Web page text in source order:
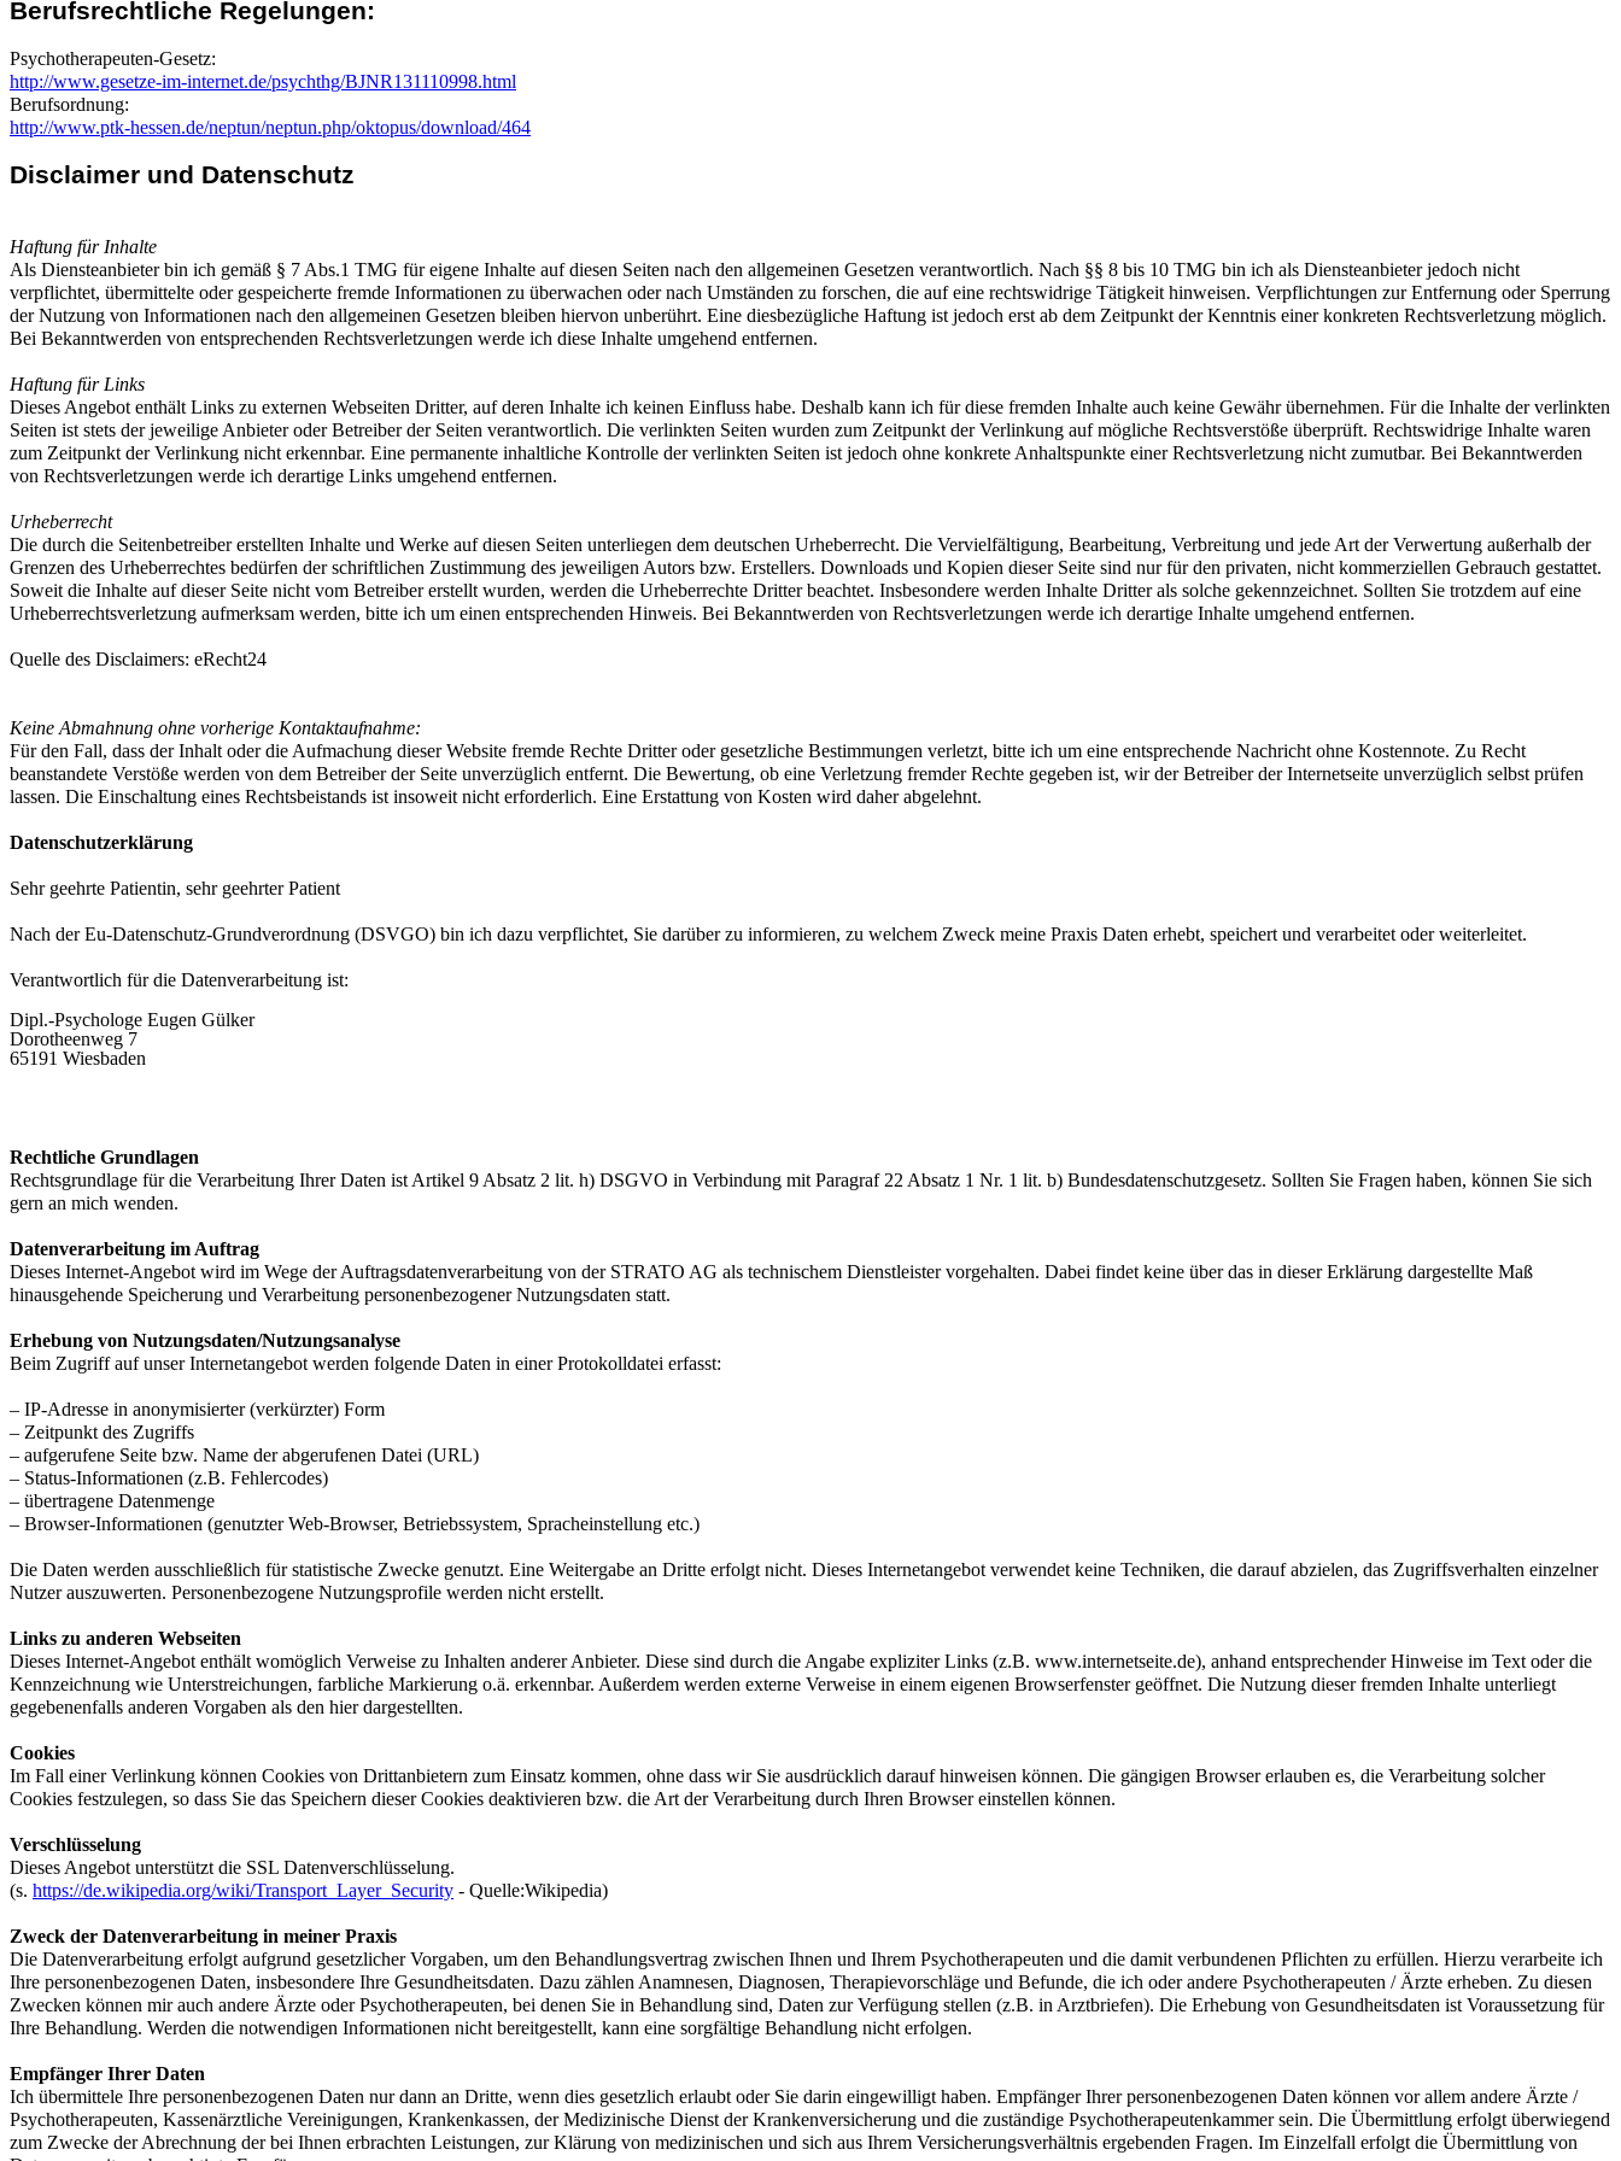
Berufsrechtliche Regelungen:
Psychotherapeuten-Gesetz:
http://www.gesetze-im-internet.de/psychthg/BJNR131110998.html
Berufsordnung:
http://www.ptk-hessen.de/neptun/neptun.php/oktopus/download/464
Disclaimer und Datenschutz
Haftung für Inhalte
Als Diensteanbieter bin ich gemäß § 7 Abs.1 TMG für eigene Inhalte auf diesen Seiten nach den allgemeinen Gesetzen verantwortlich. Nach §§ 8 bis 10 TMG bin ich als Diensteanbieter jedoch nicht
verpflichtet, übermittelte oder gespeicherte fremde Informationen zu überwachen oder nach Umständen zu forschen, die auf eine rechtswidrige Tätigkeit hinweisen. Verpflichtungen zur Entfernung oder Sperrung
der Nutzung von Informationen nach den allgemeinen Gesetzen bleiben hiervon unberührt. Eine diesbezügliche Haftung ist jedoch erst ab dem Zeitpunkt der Kenntnis einer konkreten Rechtsverletzung möglich.
Bei Bekanntwerden von entsprechenden Rechtsverletzungen werde ich diese Inhalte umgehend entfernen.
Haftung für Links
Dieses Angebot enthält Links zu externen Webseiten Dritter, auf deren Inhalte ich keinen Einfluss habe. Deshalb kann ich für diese fremden Inhalte auch keine Gewähr übernehmen. Für die Inhalte der verlinkten
Seiten ist stets der jeweilige Anbieter oder Betreiber der Seiten verantwortlich. Die verlinkten Seiten wurden zum Zeitpunkt der Verlinkung auf mögliche Rechtsverstöße überprüft. Rechtswidrige Inhalte waren
zum Zeitpunkt der Verlinkung nicht erkennbar. Eine permanente inhaltliche Kontrolle der verlinkten Seiten ist jedoch ohne konkrete Anhaltspunkte einer Rechtsverletzung nicht zumutbar. Bei Bekanntwerden
von Rechtsverletzungen werde ich derartige Links umgehend entfernen.
Urheberrecht
Die durch die Seitenbetreiber erstellten Inhalte und Werke auf diesen Seiten unterliegen dem deutschen Urheberrecht. Die Vervielfältigung, Bearbeitung, Verbreitung und jede Art der Verwertung außerhalb der
Grenzen des Urheberrechtes bedürfen der schriftlichen Zustimmung des jeweiligen Autors bzw. Erstellers. Downloads und Kopien dieser Seite sind nur für den privaten, nicht kommerziellen Gebrauch gestattet.
Soweit die Inhalte auf dieser Seite nicht vom Betreiber erstellt wurden, werden die Urheberrechte Dritter beachtet. Insbesondere werden Inhalte Dritter als solche gekennzeichnet. Sollten Sie trotzdem auf eine
Urheberrechtsverletzung aufmerksam werden, bitte ich um einen entsprechenden Hinweis. Bei Bekanntwerden von Rechtsverletzungen werde ich derartige Inhalte umgehend entfernen.
Quelle des Disclaimers: eRecht24
Keine Abmahnung ohne vorherige Kontaktaufnahme:
Für den Fall, dass der Inhalt oder die Aufmachung dieser Website fremde Rechte Dritter oder gesetzliche Bestimmungen verletzt, bitte ich um eine entsprechende Nachricht ohne Kostennote. Zu Recht
beanstandete Verstöße werden von dem Betreiber der Seite unverzüglich entfernt. Die Bewertung, ob eine Verletzung fremder Rechte gegeben ist, wir der Betreiber der Internetseite unverzüglich selbst prüfen
lassen. Die Einschaltung eines Rechtsbeistands ist insoweit nicht erforderlich. Eine Erstattung von Kosten wird daher abgelehnt.
Datenschutzerklärung
Sehr geehrte Patientin, sehr geehrter Patient
Nach der Eu-Datenschutz-Grundverordnung (DSVGO) bin ich dazu verpflichtet, Sie darüber zu informieren, zu welchem Zweck meine Praxis Daten erhebt, speichert und verarbeitet oder weiterleitet.
Verantwortlich für die Datenverarbeitung ist:
Dipl.-Psychologe Eugen Gülker
Dorotheenweg 7
65191 Wiesbaden
Rechtliche Grundlagen
Rechtsgrundlage für die Verarbeitung Ihrer Daten ist Artikel 9 Absatz 2 lit. h) DSGVO in Verbindung mit Paragraf 22 Absatz 1 Nr. 1 lit. b) Bundesdatenschutzgesetz. Sollten Sie Fragen haben, können Sie sich
gern an mich wenden.
Datenverarbeitung im Auftrag
Dieses Internet-Angebot wird im Wege der Auftragsdatenverarbeitung von der STRATO AG als technischem Dienstleister vorgehalten. Dabei findet keine über das in dieser Erklärung dargestellte Maß
hinausgehende Speicherung und Verarbeitung personenbezogener Nutzungsdaten statt.
Erhebung von Nutzungsdaten/Nutzungsanalyse
Beim Zugriff auf unser Internetangebot werden folgende Daten in einer Protokolldatei erfasst:
– IP-Adresse in anonymisierter (verkürzter) Form
– Zeitpunkt des Zugriffs
– aufgerufene Seite bzw. Name der abgerufenen Datei (URL)
– Status-Informationen (z.B. Fehlercodes)
– übertragene Datenmenge
– Browser-Informationen (genutzter Web-Browser, Betriebssystem, Spracheinstellung etc.)
Die Daten werden ausschließlich für statistische Zwecke genutzt. Eine Weitergabe an Dritte erfolgt nicht. Dieses Internetangebot verwendet keine Techniken, die darauf abzielen, das Zugriffsverhalten einzelner
Nutzer auszuwerten. Personenbezogene Nutzungsprofile werden nicht erstellt.
Links zu anderen Webseiten
Dieses Internet-Angebot enthält womöglich Verweise zu Inhalten anderer Anbieter. Diese sind durch die Angabe expliziter Links (z.B. www.internetseite.de), anhand entsprechender Hinweise im Text oder die
Kennzeichnung wie Unterstreichungen, farbliche Markierung o.ä. erkennbar. Außerdem werden externe Verweise in einem eigenen Browserfenster geöffnet. Die Nutzung dieser fremden Inhalte unterliegt
gegebenenfalls anderen Vorgaben als den hier dargestellten.
Cookies
Im Fall einer Verlinkung können Cookies von Drittanbietern zum Einsatz kommen, ohne dass wir Sie ausdrücklich darauf hinweisen können. Die gängigen Browser erlauben es, die Verarbeitung solcher
Cookies festzulegen, so dass Sie das Speichern dieser Cookies deaktivieren bzw. die Art der Verarbeitung durch Ihren Browser einstellen können.
Verschlüsselung
Dieses Angebot unterstützt die SSL Datenverschlüsselung.
(s. https://de.wikipedia.org/wiki/Transport_Layer_Security - Quelle:Wikipedia)
Zweck der Datenverarbeitung in meiner Praxis
Die Datenverarbeitung erfolgt aufgrund gesetzlicher Vorgaben, um den Behandlungsvertrag zwischen Ihnen und Ihrem Psychotherapeuten und die damit verbundenen Pflichten zu erfüllen. Hierzu verarbeite ich
Ihre personenbezogenen Daten, insbesondere Ihre Gesundheitsdaten. Dazu zählen Anamnesen, Diagnosen, Therapievorschläge und Befunde, die ich oder andere Psychotherapeuten / Ärzte erheben. Zu diesen
Zwecken können mir auch andere Ärzte oder Psychotherapeuten, bei denen Sie in Behandlung sind, Daten zur Verfügung stellen (z.B. in Arztbriefen). Die Erhebung von Gesundheitsdaten ist Voraussetzung für
Ihre Behandlung. Werden die notwendigen Informationen nicht bereitgestellt, kann eine sorgfältige Behandlung nicht erfolgen.
Empfänger Ihrer Daten
Ich übermittele Ihre personenbezogenen Daten nur dann an Dritte, wenn dies gesetzlich erlaubt oder Sie darin eingewilligt haben. Empfänger Ihrer personenbezogenen Daten können vor allem andere Ärzte /
Psychotherapeuten, Kassenärztliche Vereinigungen, Krankenkassen, der Medizinische Dienst der Krankenversicherung und die zuständige Psychotherapeutenkammer sein. Die Übermittlung erfolgt überwiegend
zum Zwecke der Abrechnung der bei Ihnen erbrachten Leistungen, zur Klärung von medizinischen und sich aus Ihrem Versicherungsverhältnis ergebenden Fragen. Im Einzelfall erfolgt die Übermittlung von